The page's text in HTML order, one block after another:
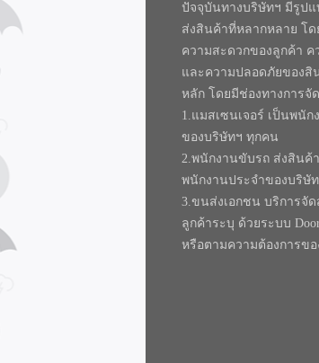
ปัจจุบันทางบริษัทฯ มีรูปแ
ส่งสินค้าที่หลากหลาย โด
ความสะดวกของลูกค้า ค
และความปลอดภัยของสิ
หลัก โดยมีช่องทางการจั
1.แมสเซนเจอร์ เป็นพนัก
ของบริษัทฯ ทุกคน
2.พนักงานขับรถ ส่งสินค้
พนักงานประจำของบริษั
3.ขนส่งเอกชน บริการจัด
ลูกค้าระบุ ด้วยระบบ
หรือตามความต้องการขอ